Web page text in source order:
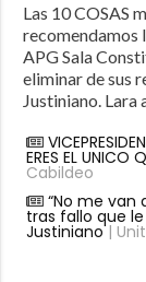
Las 10 COSAS
recomendamos
APG Sala
eliminar de sus
Justiniano. Lara
ERES EL UNICO
Cabildeo
“No me van
tras fallo que
Justiniano|